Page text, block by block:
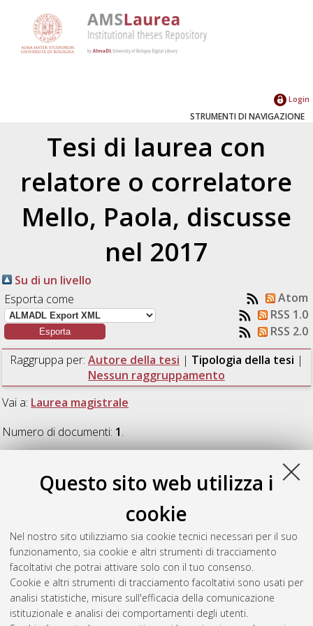
Questo sito web utilizza i
cookie
Nel nostro sito utilizziamo sia cookie tecnici necessari per il suo
funzionamento, sia cookie e altri strumenti di tracciamento
facoltativi che potrai attivare solo con il tuo consenso.
Cookie e altri strumenti di tracciamento facoltativi sono usati per
analisi statistiche, misure sull'efficacia della comunicazione
istituzionale e analisi dei comportamenti degli utenti.
Login
STRUMENTI DI NAVIGAZIONE
Tesi di laurea con
relatore o correlatore
Mello, Paola, discusse
nel 2017
Su di un livello
Esporta come
Atom
RSS 1.0
RSS 2.0
Raggruppa per: Autore della tesi | Tipologia della tesi |
Nessun raggruppamento
Vai a: Laurea magistrale
Numero di documenti: 1.
Laurea magistrale
Symbolic versus sub-symbolic
Nine Men’s Morris game.[Laurea magistrale], Università di
Bologna, Corso di Studio in Ingegneria informatica [LM-
DM270]
Questa lista e' stata generata ilThu Aug 6 07:29:42 2026